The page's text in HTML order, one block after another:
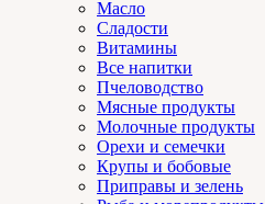
Масло
Сладости
Витамины
Все напитки
Пчеловодство
Мясные продукты
Молочные продукты
Орехи и семечки
Крупы и бобовые
Приправы и зелень